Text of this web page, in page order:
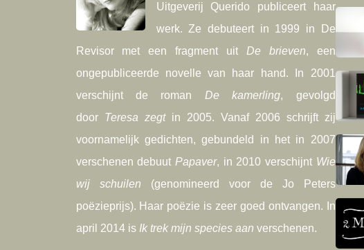
Uitgeverij Querido publiceert haar
werk. Ze debuteert in 1999 in De
Revisor met een fragment uit De brieven, een
ongepubliceerde novelle van haar hand. In 2001
verschijnt de roman De kamerling, gevolgd
door
Teresa zegtin 2005. Vanaf 2006 schrijft zij
voornamelijk gedichten, gebundeld in het in 2007
verschenen debuut Papaver, in 2010 verschijnt Wie
wij schuilen (genomineerd voor de Jo Peters
poëzieprijs). Haar poëzie is zeer goed ontvangen. In
april 2014 is Ik trek mijn species aan verschenen.